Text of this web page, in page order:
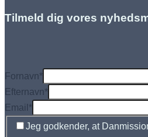
Tilmeld dig vores
Fornavn*
Efternavn*
Email *
Jeg godkender, at